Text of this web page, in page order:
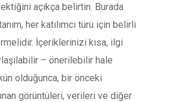
açıkça belirtin. Burada
her katılımcı türü için belirli
İçeriklerinizi kısa, ilgi
– önerilebilir hale
olduğunca, bir önceki
görüntüleri, verileri ve diğer